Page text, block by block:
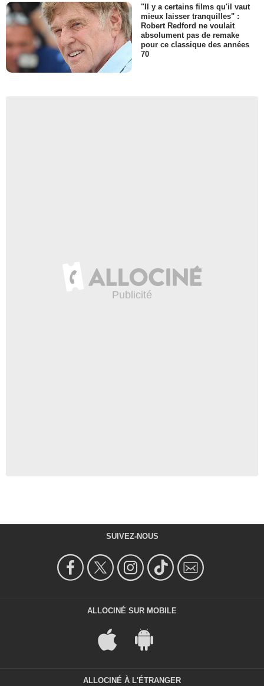
"Il y a certains films qu'il vaut
mieux laisser tranquilles" :
Robert Redford ne voulait
absolument pas de remake
pour ce classique des années
70
SUIVEZ-NOUS
ALLOCINÉ SUR MOBILE
ALLOCINÉ À L'ÉTRANGER